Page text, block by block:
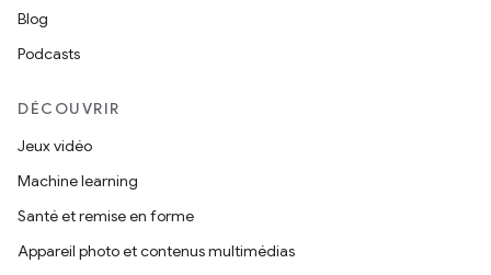
Blog
Podcasts
DÉCOUVRIR
Jeux vidéo
Machine learning
Santé et remise en forme
Appareil photo et contenus multimédias